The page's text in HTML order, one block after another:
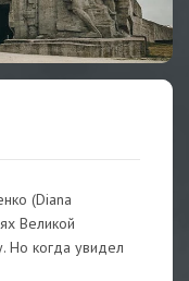
(Diana
Великой
Но когда увидел